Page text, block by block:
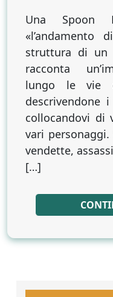
Una Spoon
«l’andamento
struttura di un
racconta
lungo le vie
descrivendone
collocandovi
vari
vendette,
[…]